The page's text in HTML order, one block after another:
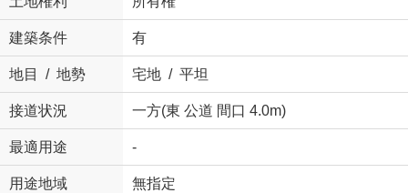
建築条件 有
地目 / 地勢 宅地 / 平坦
接道状況 一方(東 公道 間口 4.0m)
最適用途 -
用途地域 無指定